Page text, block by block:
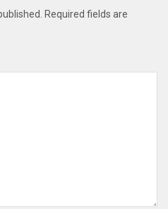
Required fields are